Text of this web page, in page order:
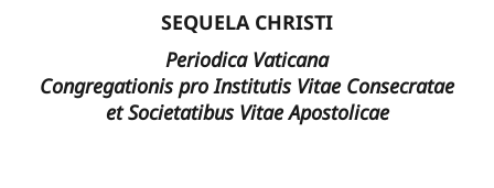
SEQUELA CHRISTI
Periodica Vaticana
Congregationis pro Institutis Vitae Consecratae
et Societatibus Vitae Apostolicae